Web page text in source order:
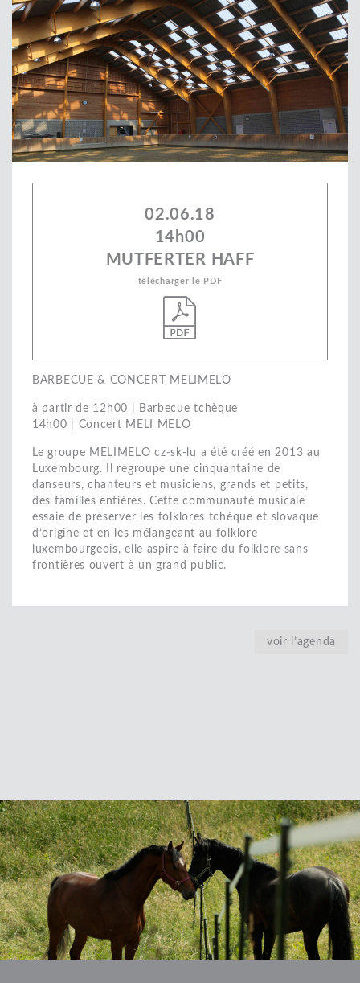
02.06.18
14h00
MUTFERTER HAFF
télécharger le PDF
BARBECUE & CONCERT MELIMELO
à partir de 12h00 | Barbecue tchèque
14h00 | Concert MELI MELO
Le groupe MELIMELO cz-sk-lu a été créé en 2013 au
Luxembourg. Il regroupe une cinquantaine de
danseurs, chanteurs et musiciens, grands et petits,
des familles entières. Cette communauté musicale
essaie de préserver les folklores tchèque et slovaque
d’origine et en les mélangeant au folklore
luxembourgeois, elle aspire à faire du folklore sans
frontières ouvert à un grand public.
voir l’agenda